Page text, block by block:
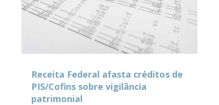
Receita Federal afasta créditos de
PIS/Cofins sobre vigilância
patrimonial